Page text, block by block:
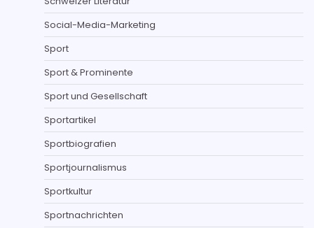
Social-Media-Marketing
Sport
Sport & Prominente
Sport und Gesellschaft
Sportartikel
Sportbiografien
Sportjournalismus
Sportkultur
Sportnachrichten